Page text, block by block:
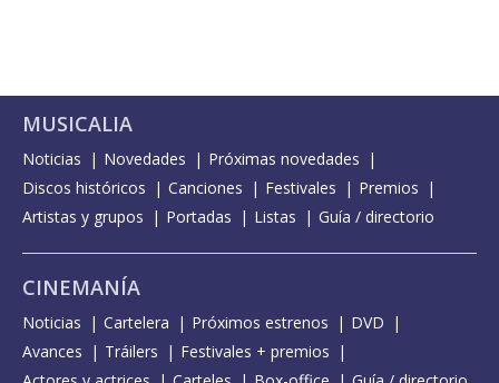
MUSICALIA
Noticias Novedades
Próximas novedades
Discos históricos
Canciones Festivales
Premios
Artistas y grupos
Portadas Listas Guía / directorio
CINEMANÍA
Noticias Cartelera Próximos estrenos
DVD
Avances
Tráilers
Festivales + premios